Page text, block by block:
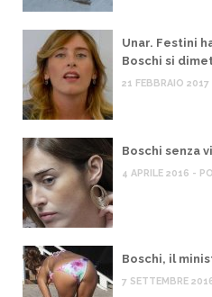
Unar. Festini
Boschi si
21 FEBBRAIO
Boschi senza
4 APRILE 2016 -
Boschi, il
7 SETTEMBRE